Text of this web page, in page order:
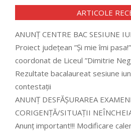
ARTICOLE
ANUNȚ CENTRE BAC SESIUNE
Proiect județean ”Și mie îmi
coordonat de Liceul ”Dimitrie
Rezultate bacalaureat sesiune
contestații
ANUNȚ DESFĂȘURAREA
CORIGENȚĂ/SITUAȚII
Anunț important!!! Modificare